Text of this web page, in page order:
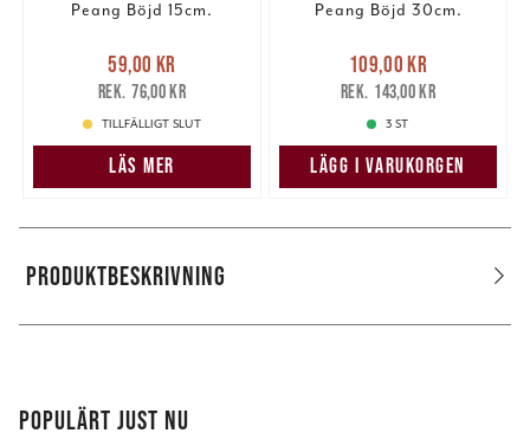
Peang Böjd 15cm.
Nuvarande pris
59,00 krTidigare pris
76,00 kr
59,00 kr
76,00 kr
TILLFÄLLIGT SLUT
LÄS MER
Peang Böjd 30cm.
Nuvarande pris
109,00 krTidigare pris
143,00 kr
109,00 kr
143,00 kr
3 ST
LÄGG I VARUKORGEN
PRODUKTBESKRIVNING
POPULÄRT JUST NU